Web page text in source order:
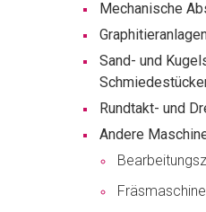
Mechanische
Sand- und
Rundtakt- und
Andere